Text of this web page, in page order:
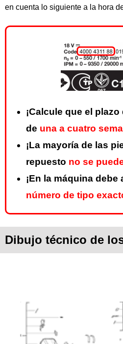
en cuenta lo siguiente a la hora
¡Calcule que el
de una a cuatro
¡La mayoría de las
repuesto no se
¡En la máquina debe
número de tipo
Dibujo técnico de